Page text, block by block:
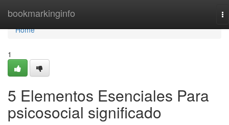
bookmarkinginfo
Home
Home
1
5 Elementos Esenciales Para
psicosocial significado